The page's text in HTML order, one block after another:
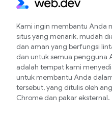
Kami ingin membantu Anda
situs yang menarik, mudah
dan aman yang berfungsi
dan untuk semua pengguna
adalah tempat kami
untuk membantu Anda
tersebut, yang ditulis oleh
Chrome dan pakar eksternal.